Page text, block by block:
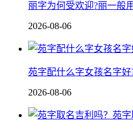
丽字为何受欢迎?丽一般
2026-08-06
苑字配什么字女孩名字
2026-08-06